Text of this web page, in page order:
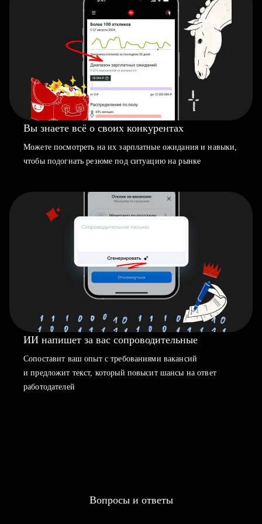
Вы знаете всё о своих конкурентах
Можете посмотреть на их зарплатные ожидания и навыки,
чтобы подогнать резюме под ситуацию на рынке
ИИ напишет за вас сопроводительные
Сопоставит ваш опыт с требованиями вакансий
и предложит текст, который повысит шансы на ответ
работодателей
Вопросы и ответы